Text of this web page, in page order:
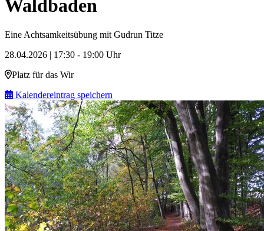
Waldbaden
Eine Achtsamkeitsübung mit Gudrun Titze
28.04.2026 | 17:30 - 19:00 Uhr
Platz für das Wir
Kalendereintrag speichern